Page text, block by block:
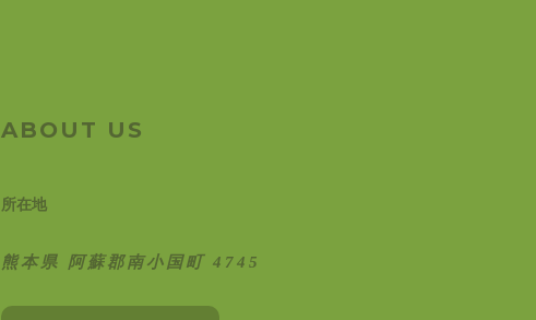
ABOUT US
所在地
熊本県 阿蘇郡南小国町 4745